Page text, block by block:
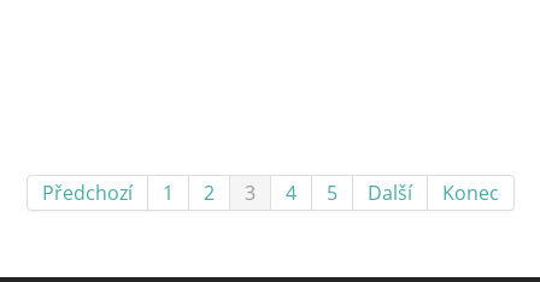
Předchozí 1 2 3 4 5 Další Konec